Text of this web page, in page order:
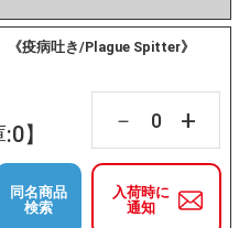
《疫病吐き/Plague Spitter》
】
－ +
入荷時に
通知
同名商品
検索